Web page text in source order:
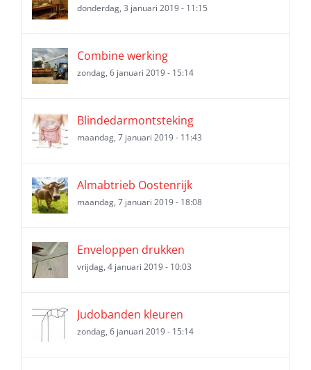
donderdag, 3 januari 2019 - 11:15
Combine werking
zondag, 6 januari 2019 - 15:14
Blindedarmontsteking
maandag, 7 januari 2019 - 11:43
Almabtrieb Oostenrijk
maandag, 7 januari 2019 - 18:08
Enveloppen drukken
vrijdag, 4 januari 2019 - 10:03
Judobanden kleuren
zondag, 6 januari 2019 - 15:14